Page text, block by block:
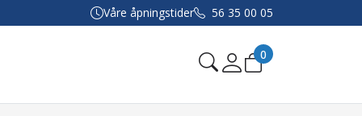
Våre åpningstider 56 35 00 05
0